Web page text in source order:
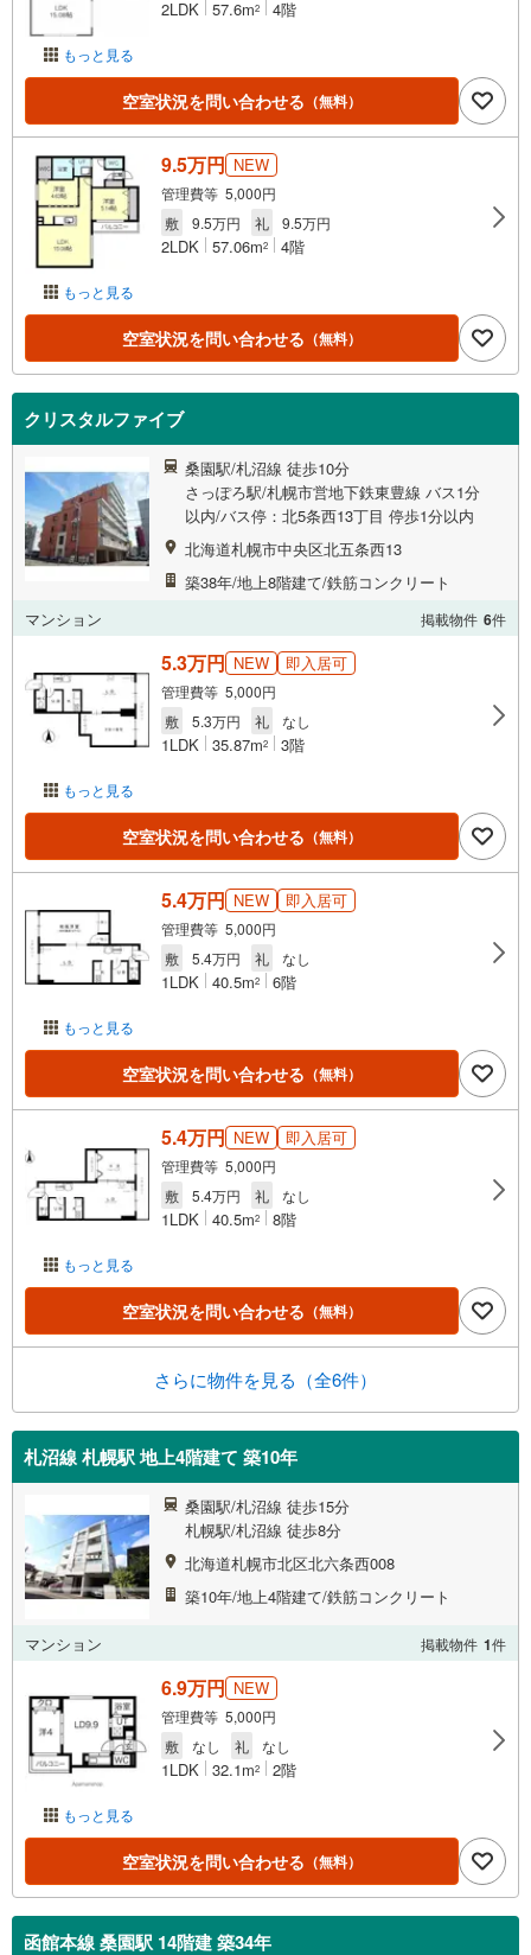
もっと見る
2LDK 57.6m2 4階
空室状況を問い合わせる （無料）
もっと見る
9.5万円 NEW
管理費等 5,000円
敷
9.5万円 礼 9.5万円
2LDK 57.06m2 4階
空室状況を問い合わせる （無料）
クリスタルファイブ
桑園駅/札沼線 徒歩10分
さっぽろ駅/札幌市営地下鉄東豊線 バス1分
以内/バス停：北5条西13丁目 停歩1分以内
北海道札幌市中央区北五条西13
築38年/地上8階建て/鉄筋コンクリート
マンション
掲載物件 6件
もっと見る
5.3万円 NEW 即入居可
管理費等 5,000円
敷
5.3万円 礼 なし
1LDK 35.87m2 3階
空室状況を問い合わせる （無料）
もっと見る
5.4万円 NEW 即入居可
管理費等 5,000円
敷
5.4万円 礼 なし
1LDK 40.5m2 6階
空室状況を問い合わせる （無料）
もっと見る
5.4万円 NEW 即入居可
管理費等 5,000円
敷
5.4万円 礼 なし
1LDK 40.5m2 8階
空室状況を問い合わせる （無料）
さらに物件を見る（全6件）
札沼線 札幌駅 地上4階建て 築10年
桑園駅/札沼線 徒歩15分
札幌駅/札沼線 徒歩8分
北海道札幌市北区北六条西008
築10年/地上4階建て/鉄筋コンクリート
マンション 掲載物件 1件
もっと見る
6.9万円 NEW
管理費等 5,000円
敷
なし 礼 なし
1LDK 32.1m2 2階
空室状況を問い合わせる （無料）
函館本線 桑園駅 14階建 築34年